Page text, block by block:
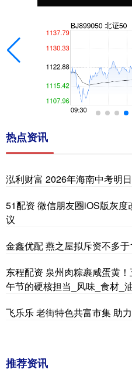
热点资讯
泓利财富 2026年海南中考明
51配资 微信朋友圈iOS版灰
议
金鑫优配 燕之屋拟斥资不多
东程配资 泉州肉粽裹咸蛋黄
午节的硬核担当_风味_食材_
飞乐乐 老街特色共富市集 助
推荐资讯